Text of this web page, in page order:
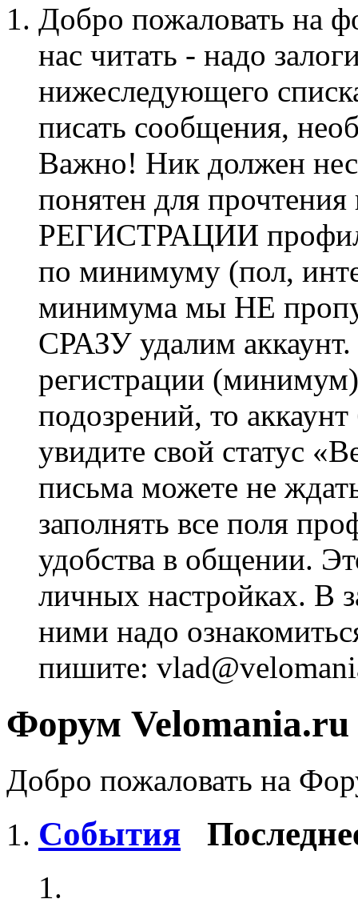
Добро пожаловать на
нас читать - надо
нижеследующего
писать сообщения,
Важно! Ник должен
понятен для
РЕГИСТРАЦИИ профиль
по минимуму (пол,
минимума мы НЕ
СРАЗУ удалим
регистрации
подозрений, то
увидите свой статус
письма можете не
заполнять все поля
удобства в общении.
личных настройках. В
ними надо
пишите:
Форум Velomania.ru
Добро пожаловать на
События